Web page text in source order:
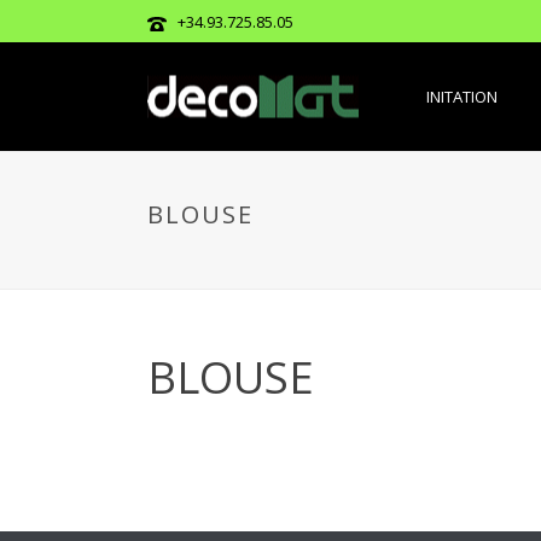
+34.93.725.85.05
INITATION
BLOUSE
BLOUSE